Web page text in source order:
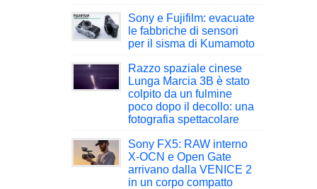
Sony e Fujifilm: evacuate
le fabbriche di sensori
per il sisma di Kumamoto
Razzo spaziale cinese
Lunga Marcia 3B è stato
colpito da un fulmine
poco dopo il decollo: una
fotografia spettacolare
Sony FX5: RAW interno
X-OCN e Open Gate
arrivano dalla VENICE 2
in un corpo compatto